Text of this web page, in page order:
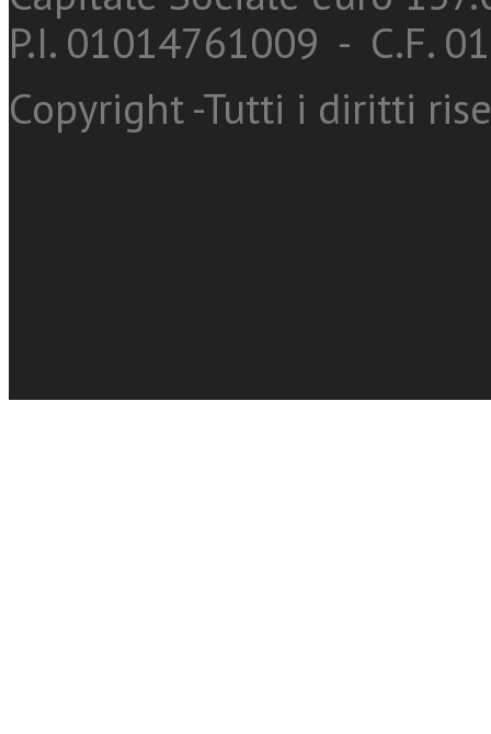
P.I. 01014761009 - C.F.
Copyright -Tutti i diritti